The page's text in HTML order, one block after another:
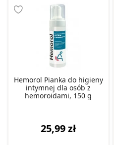
Hemorol Pianka do higieny
intymnej dla osób z
hemoroidami, 150 g
25,99 zł